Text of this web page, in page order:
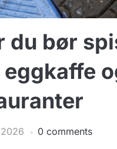
du bør
eggkaffe
0 comments